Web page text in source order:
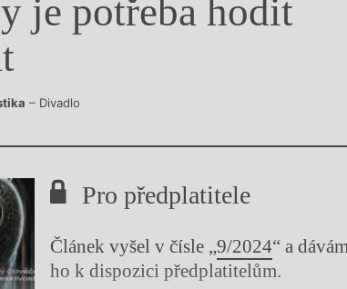
je potřeba hodit
– Divadlo
Pro předplatitele
Článek vyšel v čísle „9/2024“ a
ho k dispozici předplatitelům.